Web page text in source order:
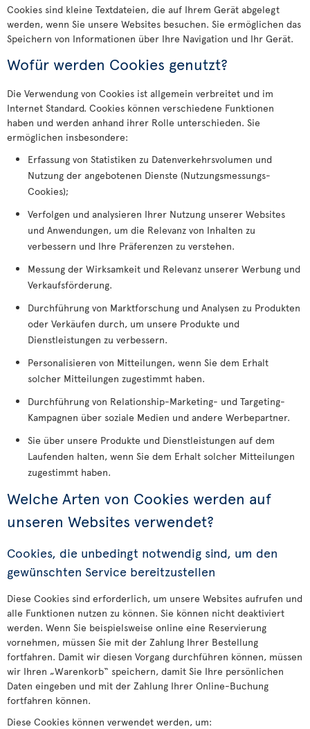
Cookies sind kleine Textdateien, die auf Ihrem Gerät abgelegt
werden, wenn Sie unsere Websites besuchen. Sie ermöglichen das
Speichern von Informationen über Ihre Navigation und Ihr Gerät.
Wofür werden Cookies genutzt?
Die Verwendung von Cookies ist allgemein verbreitet und im
Internet Standard. Cookies können verschiedene Funktionen
haben und werden anhand ihrer Rolle unterschieden. Sie
ermöglichen insbesondere:
Erfassung von Statistiken zu Datenverkehrsvolumen und
Nutzung der angebotenen Dienste (Nutzungsmessungs-
Cookies);
Verfolgen und analysieren Ihrer Nutzung unserer Websites
und Anwendungen, um die Relevanz von Inhalten zu
verbessern und Ihre Präferenzen zu verstehen.
Messung der Wirksamkeit und Relevanz unserer Werbung und
Verkaufsförderung.
Durchführung von Marktforschung und Analysen zu Produkten
oder Verkäufen durch, um unsere Produkte und
Dienstleistungen zu verbessern.
Personalisieren von Mitteilungen, wenn Sie dem Erhalt
solcher Mitteilungen zugestimmt haben.
Durchführung von Relationship-Marketing- und Targeting-
Kampagnen über soziale Medien und andere Werbepartner.
Sie über unsere Produkte und Dienstleistungen auf dem
Laufenden halten, wenn Sie dem Erhalt solcher Mitteilungen
zugestimmt haben.
Welche Arten von Cookies werden auf
unseren Websites verwendet?
Cookies, die unbedingt notwendig sind, um den
gewünschten Service bereitzustellen
Diese Cookies sind erforderlich, um unsere Websites aufrufen und
alle Funktionen nutzen zu können. Sie können nicht deaktiviert
werden. Wenn Sie beispielsweise online eine Reservierung
vornehmen, müssen Sie mit der Zahlung Ihrer Bestellung
fortfahren. Damit wir diesen Vorgang durchführen können, müssen
wir Ihren „Warenkorb“ speichern, damit Sie Ihre persönlichen
Daten eingeben und mit der Zahlung Ihrer Online-Buchung
fortfahren können.
Diese Cookies können verwendet werden, um: